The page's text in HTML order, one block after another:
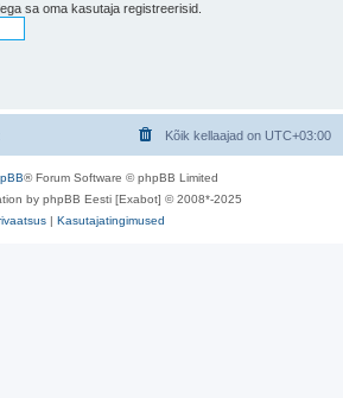
sa oma kasutaja registreerisid.
Kõik kellaajad on UTC+03:00
® Forum Software © phpBB Limited
by phpBB Eesti [Exabot] © 2008*-2025
| Kasutajatingimused